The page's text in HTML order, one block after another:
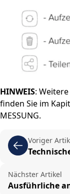
HINWEIS:
finden Sie im
MESSUNG.
Voriger
Nächster Artikel
Ausführliche